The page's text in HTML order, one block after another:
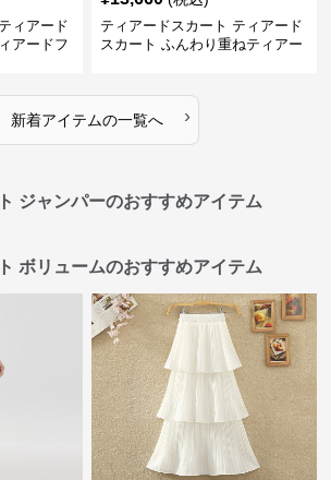
ィアード
アードフ
ティアードスカート ティアード
スカート ふんわり重ねティアー
新着アイテムの一覧へ ›
ジャンパーのおすすめアイテム
ボリュームのおすすめアイテム